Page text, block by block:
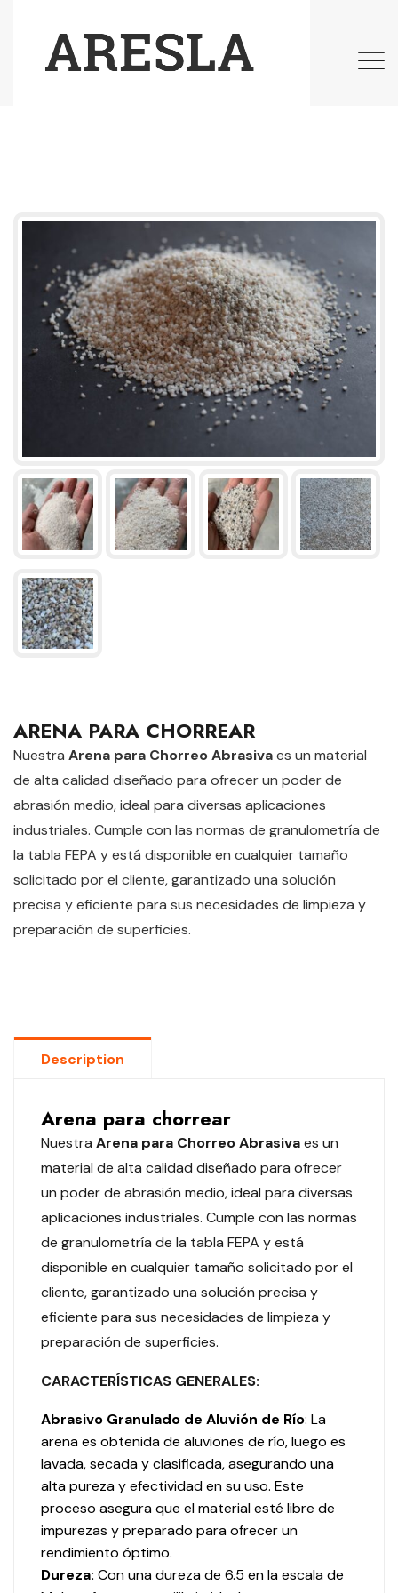
ARENA PARA CHORREAR
Nuestra Arena para Chorreo Abrasivaes un material
de alta calidad diseñado para ofrecer un poder de
abrasión medio, ideal para diversas aplicaciones
industriales. Cumple con las normas de granulometría de
la tabla FEPA y está disponible en cualquier tamaño
solicitado por el cliente, garantizado una solución
precisa y eficiente para sus necesidades de limpieza y
preparación de superficies.
Description
Arena para chorrear
Nuestra Arena para Chorreo Abrasivaes un
material de alta calidad diseñado para ofrecer
un poder de abrasión medio, ideal para diversas
aplicaciones industriales. Cumple con las normas
de granulometría de la tabla FEPA y está
disponible en cualquier tamaño solicitado por el
cliente, garantizado una solución precisa y
eficiente para sus necesidades de limpieza y
preparación de superficies.
CARACTERÍSTICAS GENERALES:
Abrasivo Granulado de Aluvión de Río: La
arena es obtenida de aluviones de río, luego es
lavada, secada y clasificada, asegurando una
alta pureza y efectividad en su uso. Este
proceso asegura que el material esté libre de
impurezas y preparado para ofrecer un
rendimiento óptimo.
Dureza: Con una dureza de 6.5 en la escala de